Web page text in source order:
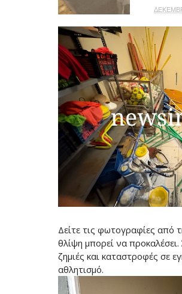
Δείτε τις φωτογραφίες από
θλίψη μπορεί να
ζημιές και καταστροφές σε
αθλητισμό.